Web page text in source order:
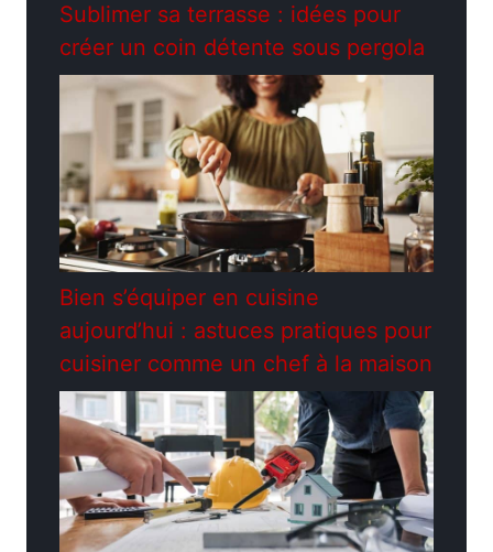
Sublimer sa terrasse : idées pour
créer un coin détente sous pergola
Bien s’équiper en cuisine
aujourd’hui : astuces pratiques pour
cuisiner comme un chef à la maison